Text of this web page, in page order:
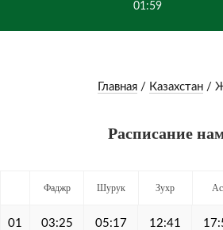
01:59
Главная/ Казахстан/
Расписание
Фаджр Шурук Зухр
01 03:25 05:17 12:41